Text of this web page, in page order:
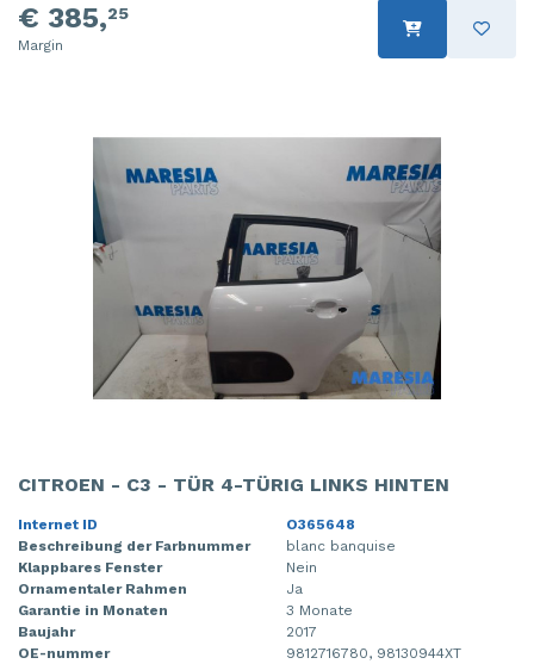
€ 385,25
Margin
CITROEN - C3 - TÜR 4-TÜRIG LINKS HINTEN
Internet ID
O365648
Beschreibung der Farbnummer
blanc banquise
Klappbares Fenster
Nein
Ornamentaler Rahmen
Ja
Garantie in Monaten
3 Monate
Baujahr
2017
OE-nummer
9812716780, 98130944XT